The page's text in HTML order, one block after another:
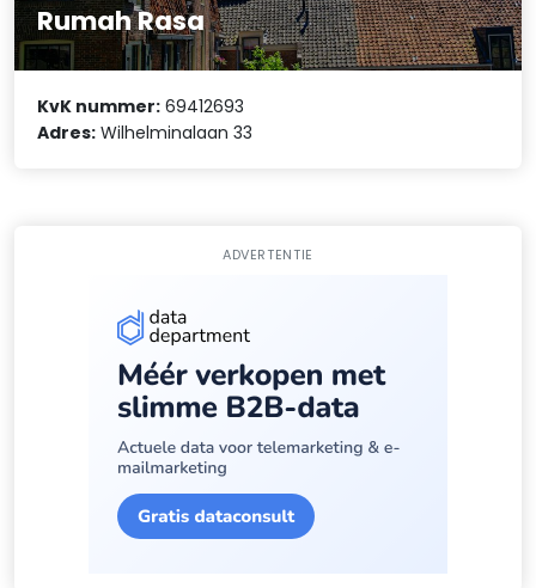
Rumah Rasa
KvK nummer: 69412693
Adres: Wilhelminalaan 33
ADVERTENTIE